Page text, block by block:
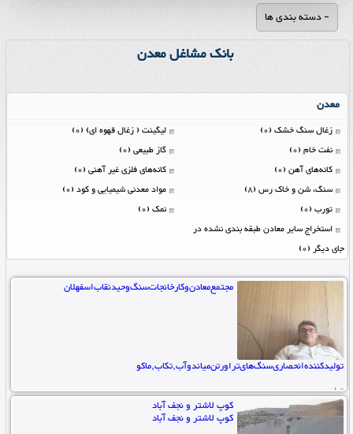
- دسته بندی ها
بانک مشاغل معدن
معدن
زغال سنگ خشک (0)
لیگینت ( زغال قهوه ای) (0)
نفت خام (0)
گاز طبیعی (0)
کانه‌های آهن (0)
کانه‌های فلزی غیر آهنی (0)
سنگ، شن و خاک رس (8)
مواد معدنی شیمیایی و کود (0)
تورب (0)
نمک (0)
استخراج سایر معادن طبقه بندی نشده در
جای دیگر (0)
مجتمع‌معادن‌وکارخانجات‌سنگ‌‌وحیدنقاب‌اسفهلان
تولیدکننده‌انحصاری‌سنگ‌های‌تراورتن‌میاندوآب‌,تکاب‌,ماکو
توان : 0
کوپ لاشتر و نجف آباد
کوپ لاشتر و نجف آباد